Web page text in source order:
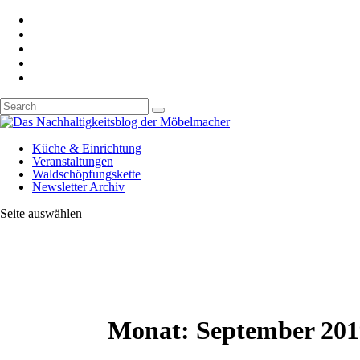
Küche & Einrichtung
Veranstaltungen
Waldschöpfungskette
Newsletter Archiv
Seite auswählen
Monat: September